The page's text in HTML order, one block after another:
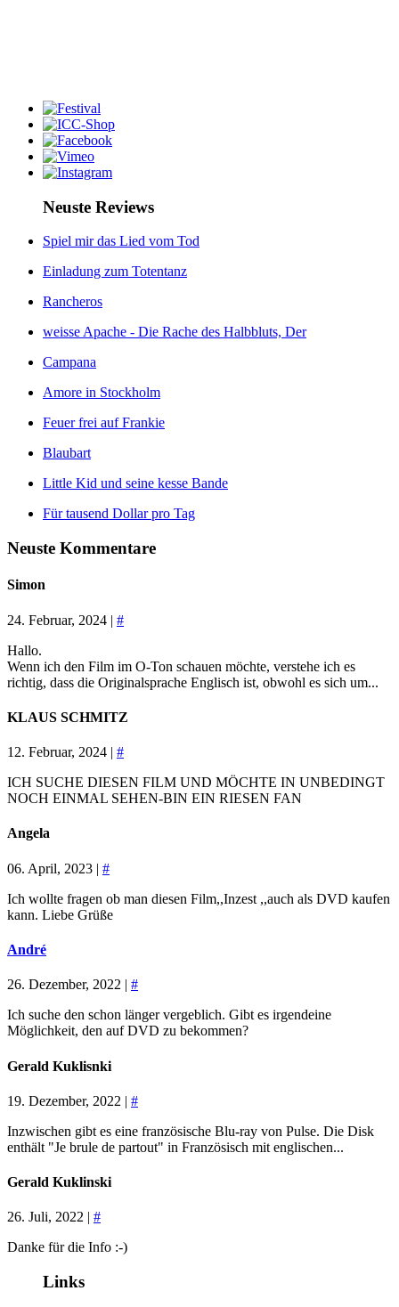
Neuste Reviews
Spiel mir das Lied vom Tod
Einladung zum Totentanz
Rancheros
weisse Apache - Die Rache des Halbbluts, Der
Campana
Amore in Stockholm
Feuer frei auf Frankie
Blaubart
Little Kid und seine kesse Bande
Für tausend Dollar pro Tag
Neuste Kommentare
Simon
24. Februar, 2024 | #
Hallo.
Wenn ich den Film im O-Ton schauen möchte, verstehe ich es
richtig, dass die Originalsprache Englisch ist, obwohl es sich um...
KLAUS SCHMITZ
12. Februar, 2024 | #
ICH SUCHE DIESEN FILM UND MÖCHTE IN UNBEDINGT
NOCH EINMAL SEHEN-BIN EIN RIESEN FAN
Angela
06. April, 2023 | #
Ich wollte fragen ob man diesen Film,,Inzest ,,auch als DVD kaufen
kann. Liebe Grüße
André
26. Dezember, 2022 | #
Ich suche den schon länger vergeblich. Gibt es irgendeine
Möglichkeit, den auf DVD zu bekommen?
Gerald Kuklisnki
19. Dezember, 2022 | #
Inzwischen gibt es eine französische Blu-ray von Pulse. Die Disk
enthält "Je brule de partout" in Französisch mit englischen...
Gerald Kuklinski
26. Juli, 2022 | #
Danke für die Info :-)
Links